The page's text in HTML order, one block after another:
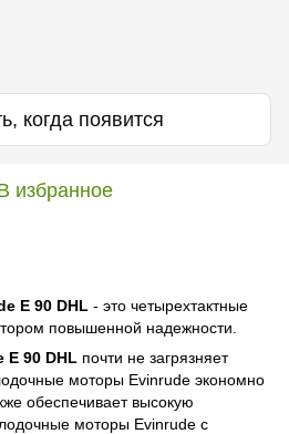
когда появится
избранное
E 90 DHL - это четырехтактные
повышенной надежности.
E 90 DHL почти не загрязняет
моторы Evinrude экономно
обеспечивает высокую
моторы Evinrude с